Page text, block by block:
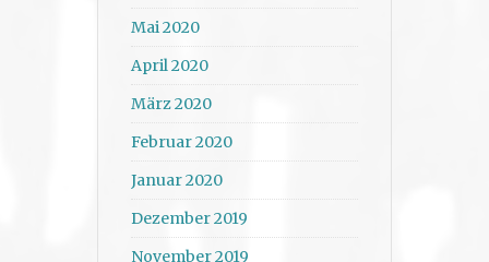
Mai 2020
April 2020
März 2020
Februar 2020
Januar 2020
Dezember 2019
November 2019